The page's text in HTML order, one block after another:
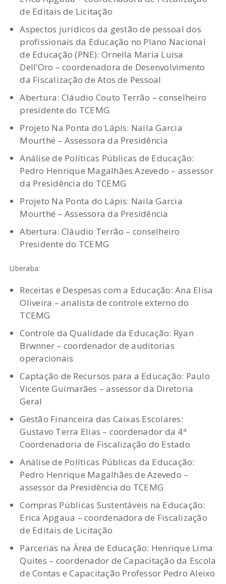
de Editais de Licitação
Aspectos jurídicos da gestão de pessoal dos
profissionais da Educação no Plano Nacional
de Educação (PNE): Ornella Maria Luisa
Dell’Oro – coordenadora de Desenvolvimento
da Fiscalização de Atos de Pessoal
Abertura: Cláudio Couto Terrão – conselheiro
presidente do TCEMG
Projeto Na Ponta do Lápis: Naila Garcia
Mourthé – Assessora da Presidência
Análise de Políticas Públicas de Educação:
Pedro Henrique Magalhães Azevedo – assessor
da Presidência do TCEMG
Projeto Na Ponta do Lápis: Naila Garcia
Mourthé – Assessora da Presidência
Abertura: Cláudio Terrão – conselheiro
Presidente do TCEMG
Uberaba:
Receitas e Despesas com a Educação: Ana Elisa
Oliveira – analista de controle externo do
TCEMG
Controle da Qualidade da Educação: Ryan
Brwnner – coordenador de auditorias
operacionais
Captação de Recursos para a Educação: Paulo
Vicente Guimarães – assessor da Diretoria
Geral
Gestão Financeira das Caixas Escolares:
Gustavo Terra Elias – coordenador da 4ª
Coordenadoria de Fiscalização do Estado
Análise de Políticas Públicas da Educação:
Pedro Henrique Magalhães de Azevedo –
assessor da Presidência do TCEMG
Compras Públicas Sustentáveis na Educação:
Erica Apgaua – coordenadora de Fiscalização
de Editais de Licitação
Parcerias na Área de Educação: Henrique Lima
Quites – coordenador de Capacitação da Escola
de Contas e Capacitação Professor Pedro Aleixo